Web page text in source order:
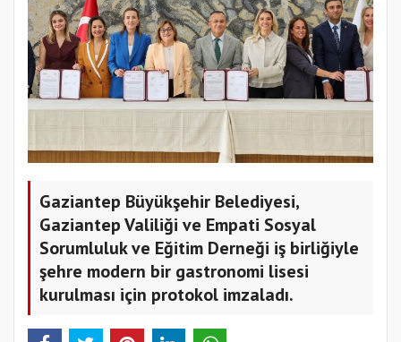
Gaziantep Büyükşehir Belediyesi,
Gaziantep Valiliği ve Empati Sosyal
Sorumluluk ve Eğitim Derneği iş birliğiyle
şehre modern bir gastronomi lisesi
kurulması için protokol imzaladı.